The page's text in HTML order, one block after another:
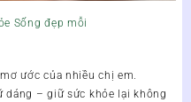
Sống đẹp mỗi
ước của nhiều chị em.
dáng – giữ sức khỏe lại không